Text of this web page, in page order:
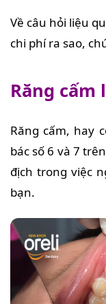
Về câu hỏi liệu
chi phí ra sao,
Răng cấm
Răng cấm, hay
bác số 6 và 7
địch trong việc
bạn.